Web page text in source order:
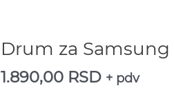
Drum za Samsung
1.890,00 RSD + pdv
Drum
Samsung